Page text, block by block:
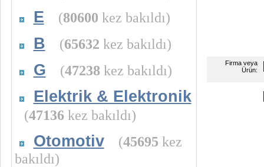
E (80600 kez bakıldı)
B (65632 kez bakıldı)
G (47238 kez bakıldı)
Elektrik & Elektronik
(47136 kez bakıldı)
Otomotiv (45695 kez
bakıldı)
Firma veya
Ürün: